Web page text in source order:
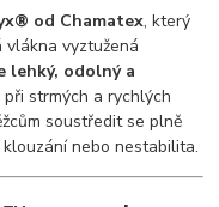
od Chamatex, který
vlákna vyztužená
lehký, odolný a
při strmých a rychlých
soustředit se plně
nebo nestabilita.